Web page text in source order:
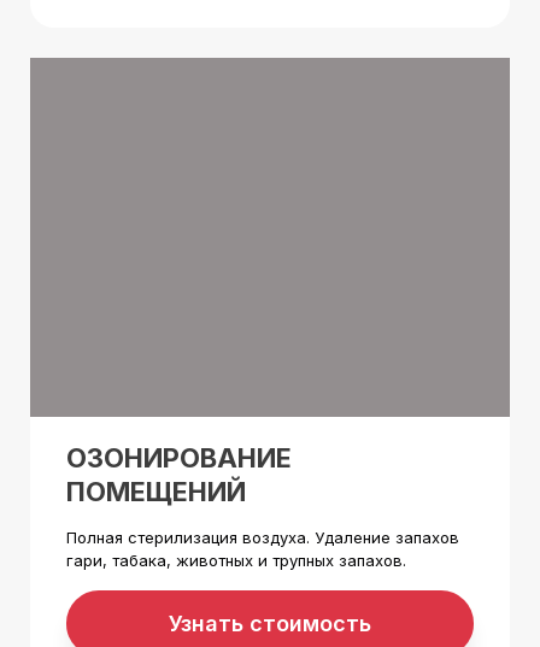
ОЗОНИРОВАНИЕ
ПОМЕЩЕНИЙ
Полная стерилизация воздуха. Удаление запахов
гари, табака, животных и трупных запахов.
Узнать стоимость